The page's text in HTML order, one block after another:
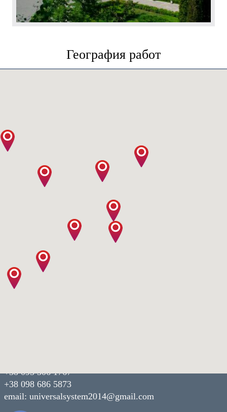
География работ
+38 095 306 1767
+38 098 686 5873
email: universalsystem2014@gmail.com